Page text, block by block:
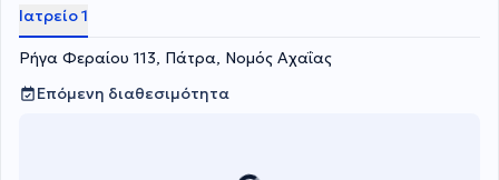
Ιατρείο 1
Ρήγα Φεραίου 113, Πάτρα, Νομός Αχαΐας
Επόμενη διαθεσιμότητα